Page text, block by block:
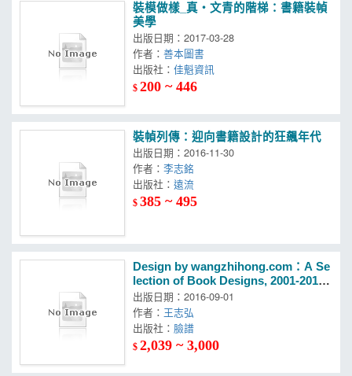
裝模做樣_真‧文青的階梯：書籍裝幀
美學
出版日期：2017-03-28
作者：善本圖書
出版社：
$200 ~ 446
裝幀列傳：迎向書籍設計的狂飆年代
出版日期：2016-11-30
作者：李志銘
出版社：
$385 ~ 495
Design by wangzhihong.com：A Se
lection of Book Designs, 2001-2016
(王志弘作品選2001-2016)
出版日期：2016-09-01
作者： 王志弘
出版社： 臉譜
$2,039 ~ 3,000